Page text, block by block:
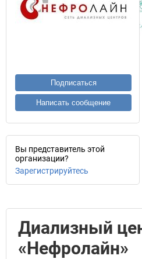
Подписаться
Написать сообщение
Вы представитель этой
организации?
Зарегистрируйтесь
Диализный
«Нефролайн»